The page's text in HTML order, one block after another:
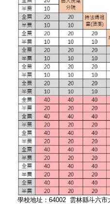
學校地址：64002 雲林縣斗六市